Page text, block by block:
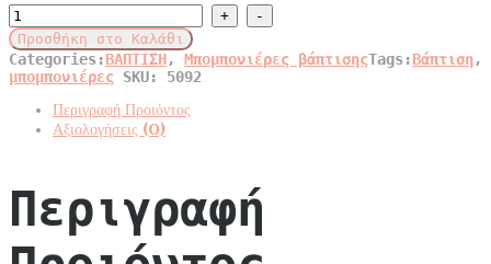
Μπομπονιέρες
βάπτισης
μαξιλαράκι
quantity
Προσθήκη στο Καλάθι
Categories:ΒΑΠΤΙΣΗ, Μπομπονιέρες βάπτισηςTags:Βάπτιση,
μπομπονιέρες SKU: 5092
Περιγραφή Προιόντος
Αξιολογήσεις (0)
Περιγραφή